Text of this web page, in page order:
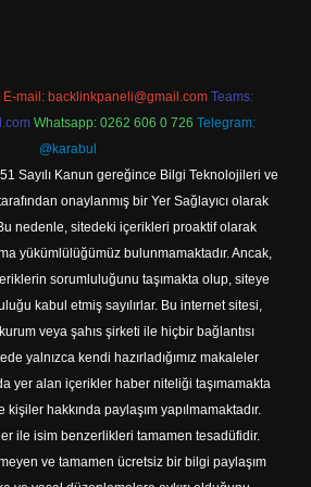
E-mail: backlinkpaneli@gmail.com Teams:
Whatsapp: 0262 606 0 726 Telegram:
@karabul
Sayılı Kanun gereğince Bilgi Teknolojileri ve
onaylanmış bir Yer Sağlayıcı olarak
nedenle, sitedeki içerikleri proaktif olarak
yükümlülüğümüz bulunmamaktadır. Ancak,
sorumluluğunu taşımakta olup, siteye
kabul etmiş sayılırlar. Bu internet sitesi,
veya şahıs şirketi ile hiçbir bağlantısı
yalnızca kendi hazırladığımız makaleler
yer alan içerikler haber niteliği taşımamakta
hakkında paylaşım yapılmamaktadır.
ile isim benzerlikleri tamamen tesadüfidir.
ve tamamen ücretsiz bir bilgi paylaşım